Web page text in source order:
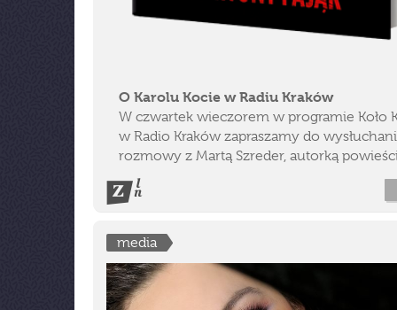
O Karolu Kocie w Radiu Kraków
W czwartek wieczorem w programie Koło
w Radio Kraków zapraszamy do
rozmowy z Martą Szreder, autorką
media